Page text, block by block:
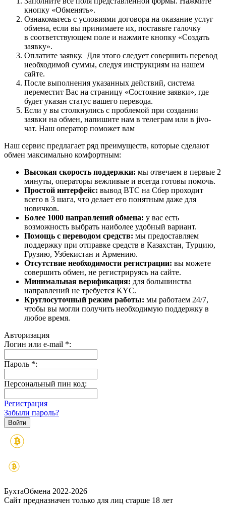
кнопку «Обменять».
Ознакомьтесь с условиями договора на оказание услуг
обмена, если вы принимаете их, поставьте галочку
в соответствующем поле и нажмите кнопку «Создать
заявку».
Оплатите заявку. Для этого следует совершить перевод
необходимой суммы, следуя инструкциям на нашем
сайте.
После выполнения указанных действий, система
переместит Вас на страницу «Состояние заявки», где
будет указан статус вашего перевода.
Если у вы столкнулись с проблемой при создании
заявки на обмен, напишите нам в телеграм или в jivo-
чат. Наш оператор поможет вам
Наш сервис предлагает ряд преимуществ, которые сделают
обмен максимально комфортным:
Высокая скорость поддержки: мы отвечаем в первые 2
минуты, операторы вежливые и всегда готовы помочь.
Простой интерфейс: вывод BTC на Сбер проходит
всего в 3 шага, что делает его понятным даже для
новичков.
Более 1000 направлений обмена: у вас есть
возможность выбрать наиболее удобный вариант.
Помощь с переводом средств: мы предоставляем
поддержку при отправке средств в Казахстан, Турцию,
Грузию, Узбекистан и Армению.
Отсутствие необходимости регистрации: вы можете
совершить обмен, не регистрируясь на сайте.
Минимальная верификация: для большинства
направлений не требуется KYC.
Круглосуточный режим работы: мы работаем 24/7,
чтобы вы могли получить необходимую поддержку в
любое время.
Авторизация
Логин или e-mail *:
Пароль *:
Персональный пин код:
Регистрация
Забыли пароль?
БухтаОбмена 2022-2026
Сайт предназначен только для лиц старше 18 лет